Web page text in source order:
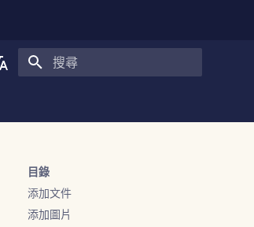
目錄
添加文件
添加圖片